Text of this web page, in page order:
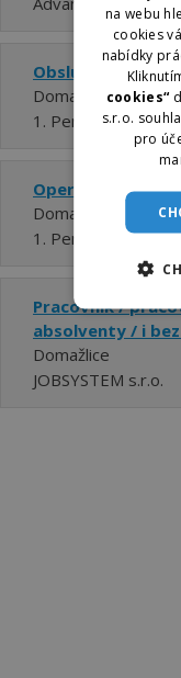
Obsluha strojní
Domažlice
1. Personálka plus,
Operátor výroby
Domažlice
1. Personálka plus,
Pracovník /
absolventy / i
Domažlice
JOBSYSTEM s.r.o.
na webu
cookies
nabídky
cookies“
s.r.o.
pro